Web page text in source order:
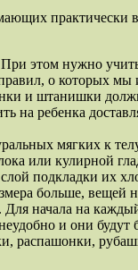
практически
этом нужно
о которых мы
и штанишки
на ребенка
мягких к
или кулирной
подкладки их
больше,
начала на
и они будут